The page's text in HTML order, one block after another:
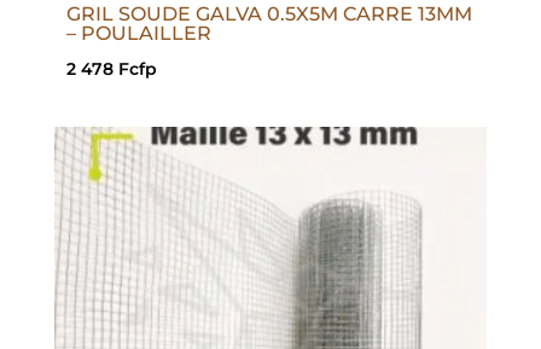
GRIL SOUDE GALVA 0.5X5M CARRE 13MM
– POULAILLER
2 478 Fcfp